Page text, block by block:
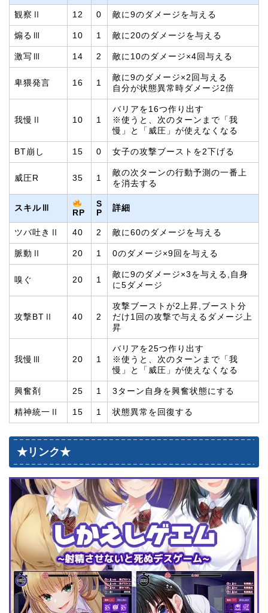
観察Ⅱ 12 0 敵に9のダメージを与える
煽るⅢ 10 1 敵に20のダメージを与える
激写Ⅲ 14 2 敵に10のダメージ×4回与える
卑猥発言 16 1
敵に9のダメージ×2回与える
自分が状態異常時ダメージ2倍
我慢Ⅱ 10 1
バリアを16つ作り出す
※使うと、次のターンまで「我
慢」と「威圧」が使えなくなる
BT崩し 15 0 女子の攻撃ブーストを2下げる
威圧R 35 1
敵の次ターンの行動予測の一番上
を消去する
スキルⅢ
RP
S
P
詳細
ツバ吐きⅡ 40 2 敵に60のダメージを与える
脈動Ⅱ 20 1 0のダメージ×9回を与える
嗅ぐ 20 1
敵に9のダメージ×3を与える,自身
に5ダメージ
攻撃BTⅡ 40 2
攻撃ブーストが2上昇,ブースト分
だけ1回の攻撃で与えるダメージ上
昇
我慢Ⅲ 20 1
バリアを25つ作り出す
※使うと、次のターンまで「我
慢」と「威圧」が使えなくなる
興奮剤 25 1 3ターン自身を興奮状態にする
精神統一Ⅱ 15 1 状態異常を回復する
★リンク★